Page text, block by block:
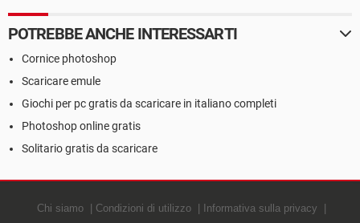
POTREBBE ANCHE INTERESSARTI
Cornice photoshop
Scaricare emule
Giochi per pc gratis da scaricare in italiano completi
Photoshop online gratis
Solitario gratis da scaricare
Chi siamo Condizioni di utilizzo
Informativa sulla privacy